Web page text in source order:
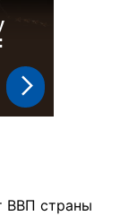
ВВП страны